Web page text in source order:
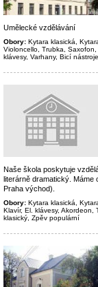
Umělecké vzdělávání
Obory: Kytara klasická,
Violoncello, Trubka,
klávesy, Varhany, Bicí
Naše škola poskytuje
literárně dramatický. Máme
Praha východ).
Obory: Kytara klasická,
Klavír, El. klávesy,
klasický, Zpěv populární